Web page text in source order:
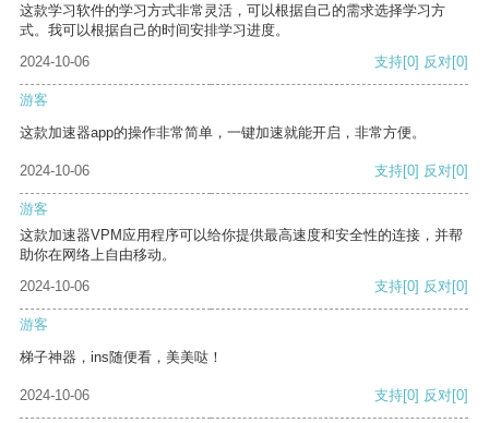
这款学习软件的学习方式非常灵活，可以根据自己的需求选择学习方
式。我可以根据自己的时间安排学习进度。
2024-10-06
支持[0] 反对[0]
游客
这款加速器app的操作非常简单，一键加速就能开启，非常方便。
2024-10-06 支持[0] 反对[0]
游客
这款加速器VPM应用程序可以给你提供最高速度和安全性的连接，并帮
助你在网络上自由移动。
2024-10-06
支持[0] 反对[0]
游客
梯子神器，ins随便看，美美哒！
2024-10-06 支持[0] 反对[0]